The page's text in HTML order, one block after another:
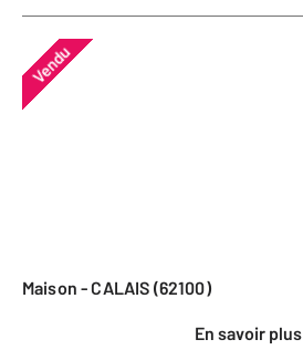
Vendu
Maison - CALAIS (62100)
En savoir plus